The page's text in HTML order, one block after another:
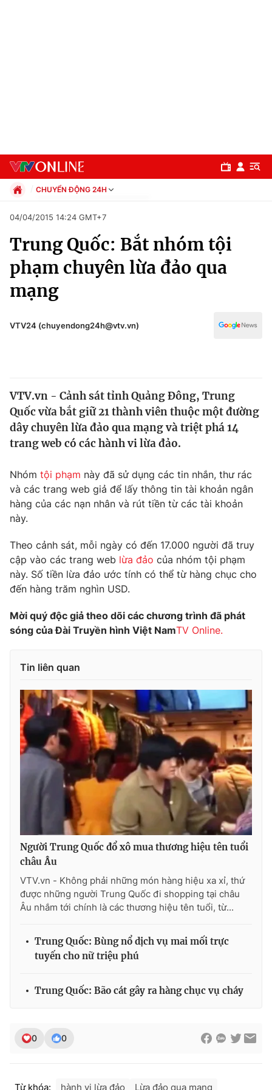
Chuyên mục
Chính trị
Thế giới
Tin tức
Câu chuyện quốc tế
Kinh tế
Tài chính
Thị trường
Góc doanh nghiệp
Dữ liệu và đời sống
Truyền hình
Phim VTV
Hậu trường
Nhân vật
Khán giả
Giải trí
Điện ảnh
Sao
Đời sống
Du lịch
Chất lượng cuộc sống
Giáo dục
Công nghệ
Hitech Công nghệ tương lai
Sản phẩm
Thị trường
Tư vấn
Giao lưu trực tuyến
Lịch phát sóng
Chuyên mục khác
Podcast
Photo Infographic
VTV Money VTV Thể thao
VTV Sức khoẻ Bất động sản
Liên hệ tòa soạn English
CHUYỂN ĐỘNG 24H
Xã hội
Pháp luật
Kinh tế
Thể thao
Truyền hình
Văn hóa - Giải trí
Đời sống
04/04/2015 14:24 GMT+7
Trung Quốc: Bắt nhóm tội
phạm chuyên lừa đảo qua
mạng
VTV24 (chuyendong24h@vtv.vn)
VTV.vn - Cảnh sát tỉnh Quảng Đông, Trung
Quốc vừa bắt giữ 21 thành viên thuộc một đường
dây chuyên lừa đảo qua mạng và triệt phá 14
trang web có các hành vi lừa đảo.
Nhóm tội phạm này đã sử dụng các tin nhắn, thư rác
và các trang web giả để lấy thông tin tài khoản ngân
hàng của các nạn nhân và rút tiền từ các tài khoản
này.
Theo cảnh sát, mỗi ngày có đến 17.000 người đã truy
cập vào các trang web lừa đảo của nhóm tội phạm
này. Số tiền lừa đảo ước tính có thể từ hàng chục cho
đến hàng trăm nghìn USD.
Mời quý độc giả theo dõi các chương trình đã phát
sóng của Đài Truyền hình Việt NamTV Online.
Tin liên quan
Người Trung Quốc đổ xô mua thương hiệu tên tuổi
châu Âu
VTV.vn - Không phải những món hàng hiệu xa xỉ, thứ
được những người Trung Quốc đi shopping tại châu
Âu nhắm tới chính là các thương hiệu tên tuổi, từ...
Trung Quốc: Bùng nổ dịch vụ mai mối trực
tuyến cho nữ triệu phú
Trung Quốc: Bão cát gây ra hàng chục vụ cháy
0 0
Từ khóa: hành vi lừa đảo
Lừa đảo qua mạng